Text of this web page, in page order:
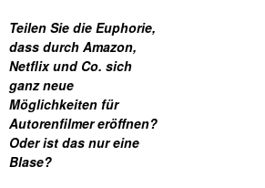
Teilen Sie die Euphorie,
dass durch Amazon,
Netflix und Co. sich
ganz neue
Möglichkeiten für
Autorenfilmer eröffnen?
Oder ist das nur eine
Blase?